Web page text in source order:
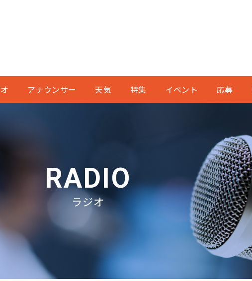
アナウンサー 天気 特集 イベント 応募
RADIO
ラジオ